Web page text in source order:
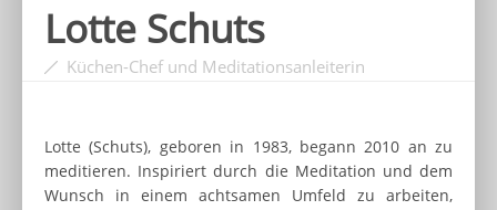
Lotte Schuts
Küchen-Chef und Meditationsanleiterin
Lotte (Schuts), geboren in 1983, begann 2010 an zu
meditieren. Inspiriert durch die Meditation und dem
Wunsch in einem achtsamen Umfeld zu arbeiten,